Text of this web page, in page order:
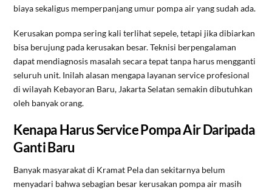
biaya sekaligus memperpanjang umur pompa air yang sudah ada.
Kerusakan pompa sering kali terlihat sepele, tetapi jika dibiarkan
bisa berujung pada kerusakan besar. Teknisi berpengalaman
dapat mendiagnosis masalah secara tepat tanpa harus mengganti
seluruh unit. Inilah alasan mengapa layanan service profesional
di wilayah Kebayoran Baru, Jakarta Selatan semakin dibutuhkan
oleh banyak orang.
Kenapa Harus Service Pompa Air Daripada
Ganti Baru
Banyak masyarakat di Kramat Pela dan sekitarnya belum
menyadari bahwa sebagian besar kerusakan pompa air masih